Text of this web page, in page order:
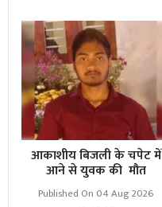
आकाशीय बिजली के चपेट में
आने से युवक की मौत
Published On 04 Aug 2026